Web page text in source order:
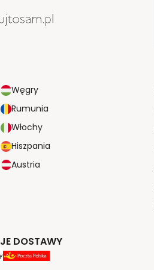
Węgry
Rumunia
Włochy
Hiszpania
Austria
DOSTAWY